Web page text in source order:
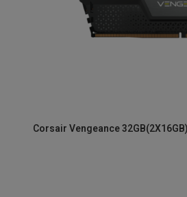
Corsair Vengeance